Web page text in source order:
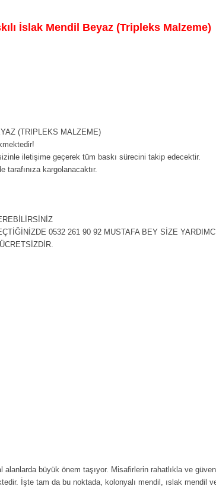
İslak Mendil Beyaz (Tripleks Malzeme)
(TRIPLEKS MALZEME)
iletişime geçerek tüm baskı sürecini takip edecektir.
tarafınıza kargolanacaktır.
0532 261 90 92 MUSTAFA BEY SİZE
büyük önem taşıyor. Misafirlerin rahatlıkla ve
İşte tam da bu noktada, kolonyalı mendil, ıslak mendil